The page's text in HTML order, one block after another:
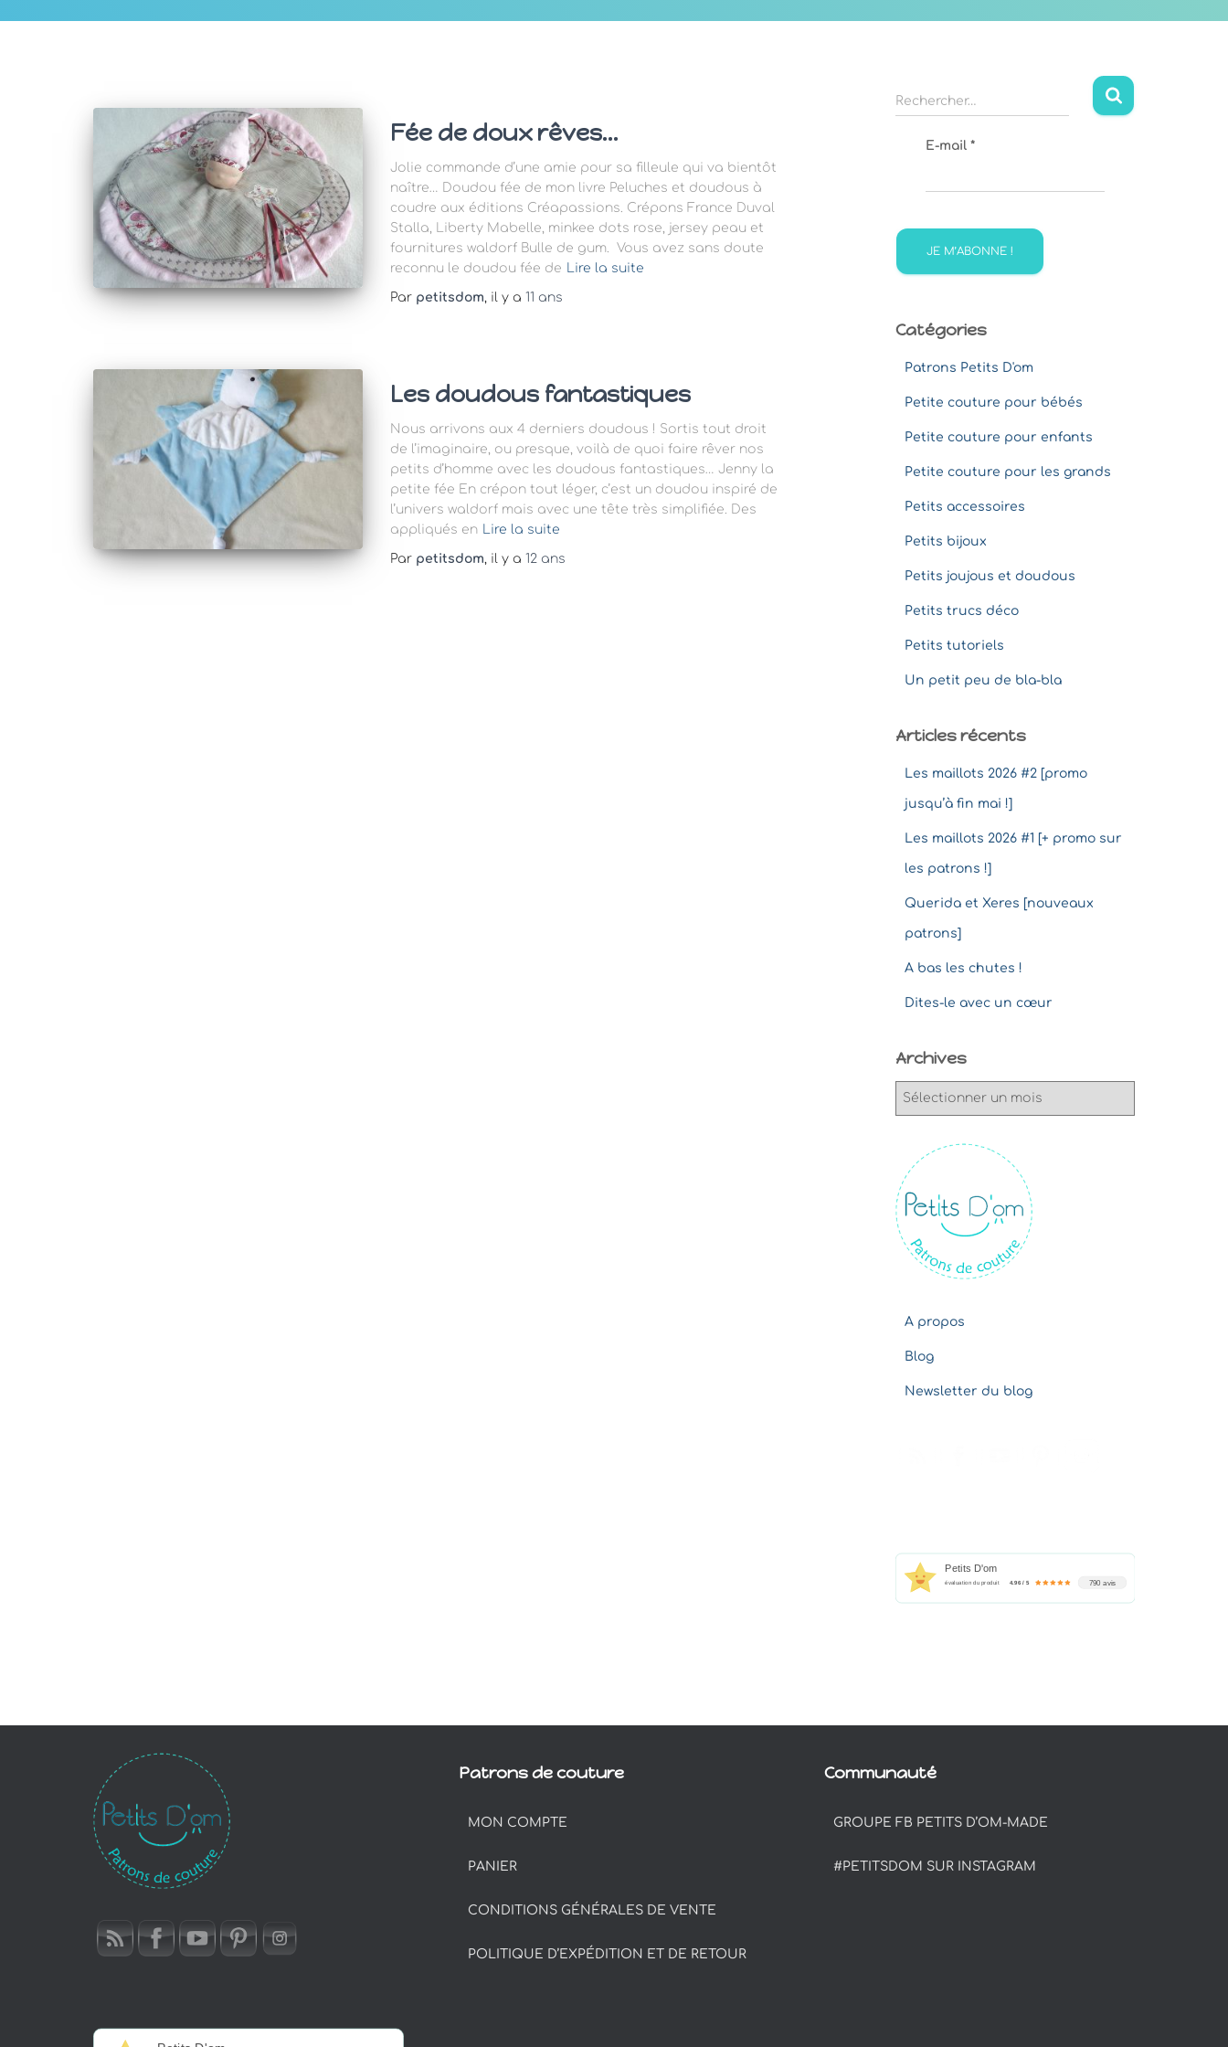
Fée de doux rêves…
Jolie commande d’une amie pour sa filleule qui va bientôt
naître… Doudou fée de mon livre Peluches et doudous à
coudre aux éditions Créapassions. Crépons France Duval
Stalla, Liberty Mabelle, minkee dots rose, jersey peau et
fournitures waldorf Bulle de gum. Vous avez sans doute
reconnu le doudou fée de Lire la suite
Par petitsdom, il y a 11 ans
Les doudous fantastiques
Nous arrivons aux 4 derniers doudous ! Sortis tout droit
de l’imaginaire, ou presque, voilà de quoi faire rêver nos
petits d’homme avec les doudous fantastiques… Jenny la
petite fée En crépon tout léger, c’est un doudou inspiré de
l’univers waldorf mais avec une tête très simplifiée. Des
appliqués en Lire la suite
Par petitsdom, il y a 12 ans
R
e
h
r
Rechercher…
E-mail *
Catégories
Patrons Petits D'om
Petite couture pour bébés
Petite couture pour enfants
Petite couture pour les grands
Petits accessoires
Petits bijoux
Petits joujous et doudous
Petits trucs déco
Petits tutoriels
Un petit peu de bla-bla
Articles récents
Les maillots 2026 #2 [promo
jusqu’à fin mai !]
Les maillots 2026 #1 [+ promo sur
les patrons !]
Querida et Xeres [nouveaux
patrons]
A bas les chutes !
Dites-le avec un cœur
Archives
v
e
s
A propos
Blog
Newsletter du blog
Petits D'om
évaluation du produit 4.96 / 5 790 avis
Patrons de couture
MON COMPTE
PANIER
CONDITIONS GÉNÉRALES DE VENTE
POLITIQUE D’EXPÉDITION ET DE RETOUR
Communauté
GROUPE FB PETITS D’OM-MADE
#PETITSDOM SUR INSTAGRAM